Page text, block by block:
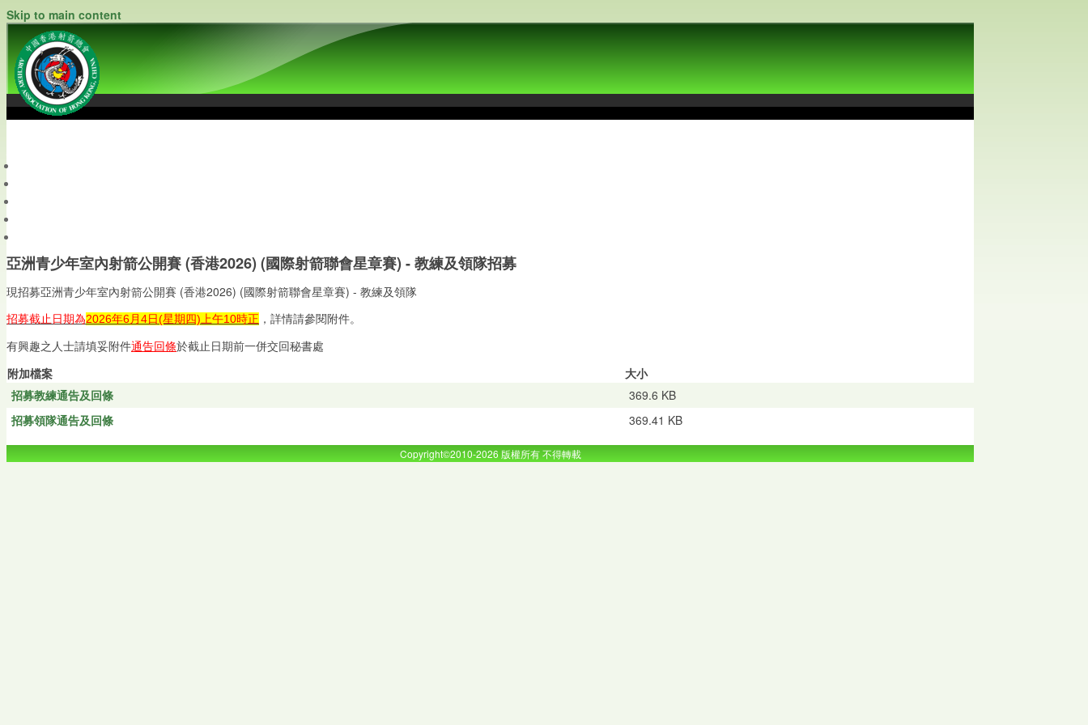
Skip to main content
亞洲青少年室內射箭公開賽 (香港2026) (國際射箭聯會星章賽) - 教練及領隊招募
現招募亞洲青少年室內射箭公開賽 (香港2026) (國際射箭聯會星章賽) - 教練及領隊
招募截止日期為2026年6月4日(星期四)上午10時正 ，詳情請參閱附件。
有興趣之人士請填妥附件通告回條於截止日期前一併交回秘書處
附加檔案
大小
招募教練通告及回條
369.6 KB
招募領隊通告及回條
369.41 KB
Copyright©2010-2026 版權所有 不得轉載